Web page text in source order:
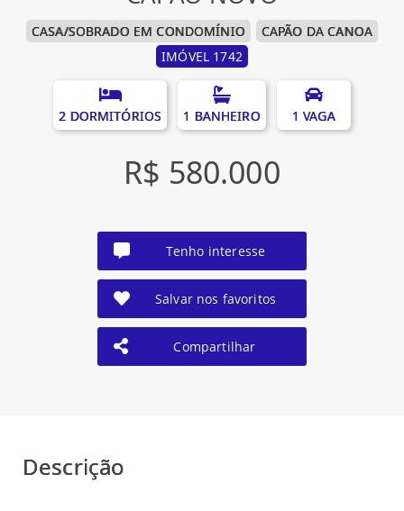
CASA/SOBRADO EM CONDOMÍNIO
CAPÃO DA CANOA
IMÓVEL 1742
2 DORMITÓRIOS 1 BANHEIRO 1 VAGA
R$ 580.000
Tenho interesse
Salvar nos favoritos
Compartilhar
Descrição